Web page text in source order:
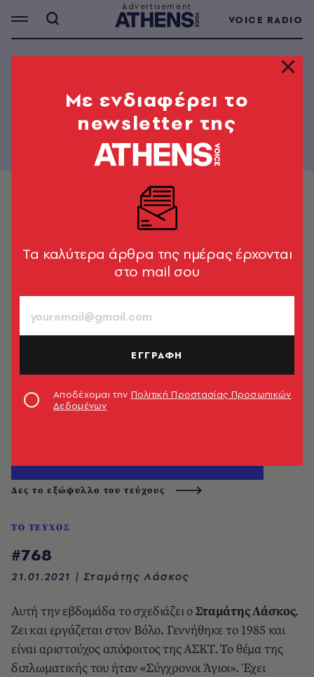
VOICE RADIO
THE PAPER - 768
Δες το εξώφυλλο του τεύχους
ΤΟ ΤΕΥΧΟΣ
#768
21.01.2021 | Σταμάτης Λάσκος
Αυτή την εβδομάδα το σχεδιάζει οΣταμάτης Λάσκος.
Ζει και εργάζεται στον Βόλο. Γεννήθηκε το 1985 και
είναι αριστούχος απόφοιτος της ΑΣΚΤ. Το θέμα της
διπλωματικής του ήταν «Σύγχρονοι Άγιοι». Έχει
Mε ενδιαφέρει το
newsletter της
Tα καλύτερα άρθρα της ημέρας έρχονται
στο mail σου
ΕΓΓΡΑΦΗ
Αποδέχομαι την Πολιτική Προστασίας Προσωπικών
Δεδομένων